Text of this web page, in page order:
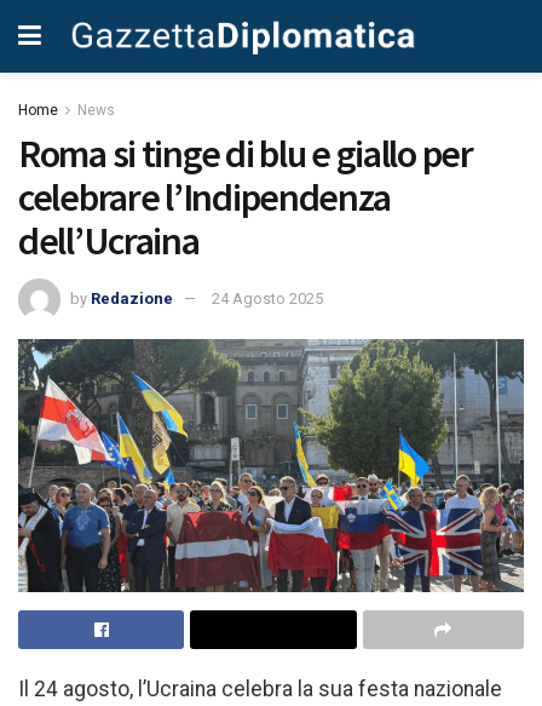
Home News
Roma si tinge di blu e giallo per
celebrare l’Indipendenza
dell’Ucraina
by Redazione 24 Agosto 2025
Il 24 agosto, l’Ucraina celebra la sua festa nazionale